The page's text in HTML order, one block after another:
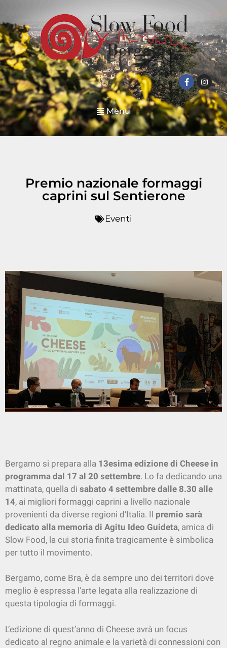
Menu
Premio nazionale formaggi
caprini sul Sentierone
Eventi
Bergamo si prepara alla 13esima edizione di Cheese in
programma dal 17 al 20 settembre. Lo fa dedicando una
mattinata, quella di sabato 4 settembre dalle 8.30 alle
14, ai migliori formaggi caprini a livello nazionale
provenienti da diverse regioni d’Italia. Il premio sarà
dedicato alla memoria di Agitu Ideo Guideta, amica di
Slow Food, la cui storia finita tragicamente è simbolica
per tutto il movimento.
Bergamo, come Bra, è da sempre uno dei territori dove
meglio è espressa l’arte legata alla realizzazione di
questa tipologia di formaggi.
L’edizione di quest’anno di Cheese avrà un focus
dedicato al regno animale e la varietà di connessioni con